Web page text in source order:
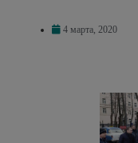
4 марта, 2020